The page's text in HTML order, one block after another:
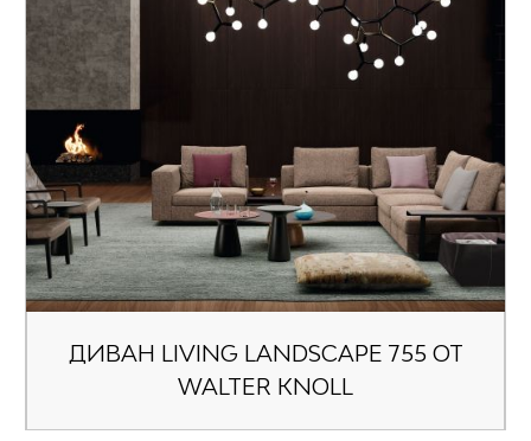
ДИВАН LIVING LANDSCAPE 755 ОТ
WALTER KNOLL